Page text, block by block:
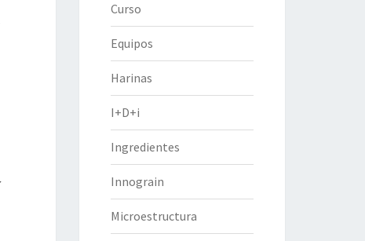
Curso
Equipos
Harinas
I+D+i
Ingredientes
Innograin
Microestructura